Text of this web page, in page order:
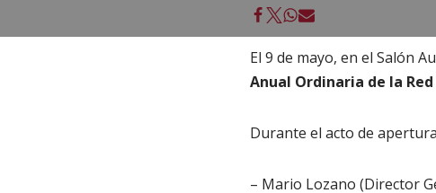
El 9 de mayo, en el Salón
Anual Ordinaria de la
Durante el acto de
– Mario Lozano (Director